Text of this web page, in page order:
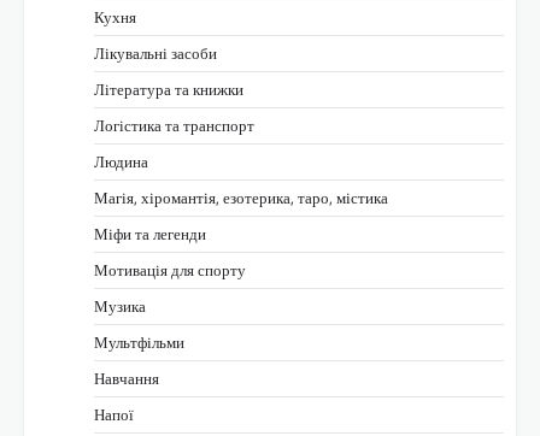
Кухня
Лікувальні засоби
Література та книжки
Логістика та транспорт
Людина
Магія, хіромантія, езотерика, таро, містика
Міфи та легенди
Мотивація для спорту
Музика
Мультфільми
Навчання
Напої